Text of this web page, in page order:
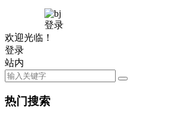
登录
欢迎光临！
登录
站内
热门搜索